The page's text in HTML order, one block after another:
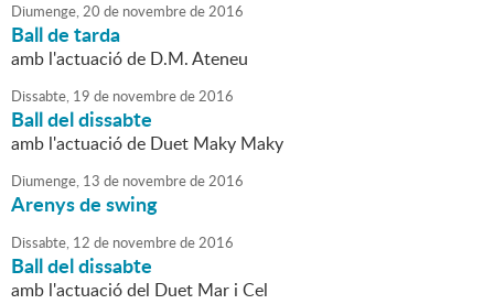
Diumenge,20 de novembrede2016
Ball de tarda
amb l'actuació de D.M. Ateneu
Dissabte, 19 de novembrede2016
Ball del dissabte
amb l'actuació de Duet Maky Maky
Diumenge, 13 de novembrede2016
Arenys de swing
Dissabte, 12 de novembrede2016
Ball del dissabte
amb l'actuació del Duet Mar i Cel